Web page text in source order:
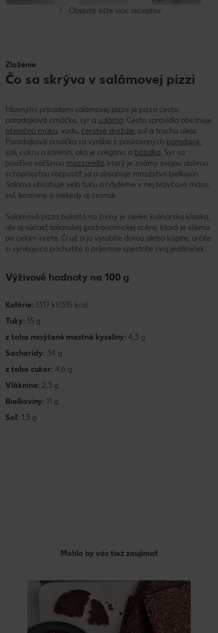
Objavte ešte viac receptov
Zloženie
Čo sa skrýva v salámovej pizzi
Hlavnými prísadami salámovej pizze je pizza cesto,
paradajková omáčka, syr a saláma . Cesto spravidla obsahuje
pšeničnú múku, vodu, čerstvé droždie, soľ a trochu oleja.
Paradajková omáčka sa vyrába z pasírovaných paradajok,
soli, cukru a korenín, ako je oregano a bazalka . Syr sa
používa väčšinou mozzarella, ktorý je známy svojou dobrou
schopnosťou rozpustiť sa a obsahuje množstvo bielkovín.
Saláma obsahuje veľa tuku a nájdeme v nej bravčové mäso,
soľ, koreniny a niekedy aj cesnak.
Salámová pizza bohatá na živiny je nielen kulinárska klasika,
ale aj súčasť talianskej gastronomickej scény, ktorá je slávna
po celom svete. Či už si ju vyrobíte doma alebo kúpite, určite
si vynikajúco pochutíte a príjemne spestríte svoj jedálniček.
Výživové hodnoty na 100 g
Kalórie: 1317 kJ/315 kcal
Tuky: 15 g
z toho nasýtené mastné kyseliny: 4,3 g
Sacharidy: 34 g
z toho cukor: 4,6 g
Vláknina: 2,3 g
Bielkoviny: 11 g
Soľ: 1,3 g
Mohlo by vás tiež zaujímať